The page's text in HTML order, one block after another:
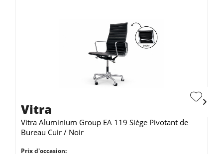
Vitra
Vitra Aluminium Group EA 119 Siège Pivotant de
Bureau Cuir / Noir
Prix d'occasion: